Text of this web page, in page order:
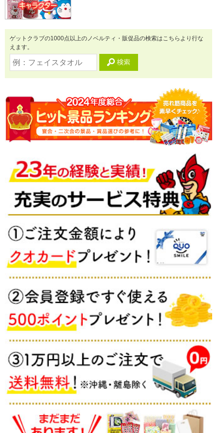
ゲットクラブの1000点以上のノベルティ・販促品の検索はこちらより行な
えます。